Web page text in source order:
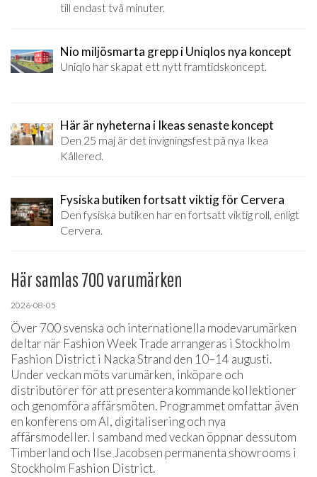
till endast två minuter.
Nio miljösmarta grepp i Uniqlos nya koncept
Uniqlo har skapat ett nytt framtidskoncept.
Här är nyheterna i Ikeas senaste koncept
Den 25 maj är det invigningsfest på nya Ikea
Kållered.
Fysiska butiken fortsatt viktig för Cervera
Den fysiska butiken har en fortsatt viktig roll, enligt
Cervera.
Här samlas 700 varumärken
2026-08-05
Över 700 svenska och internationella modevarumärken
deltar när Fashion Week Trade arrangeras i Stockholm
Fashion District i Nacka Strand den 10–14 augusti.
Under veckan möts varumärken, inköpare och
distributörer för att presentera kommande kollektioner
och genomföra affärsmöten. Programmet omfattar även
en konferens om AI, digitalisering och nya
affärsmodeller. I samband med veckan öppnar dessutom
Timberland och Ilse Jacobsen permanenta showrooms i
Stockholm Fashion District.